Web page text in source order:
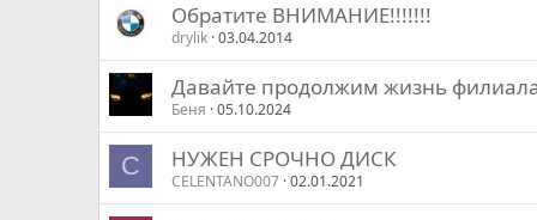
Обратите ВНИМАНИЕ!!!!!!!
drylik 03.04.2014
Давайте продолжим жизнь
Беня 05.10.2024
C НУЖЕН СРОЧНО ДИСК
CELENTANO007 02.01.2021